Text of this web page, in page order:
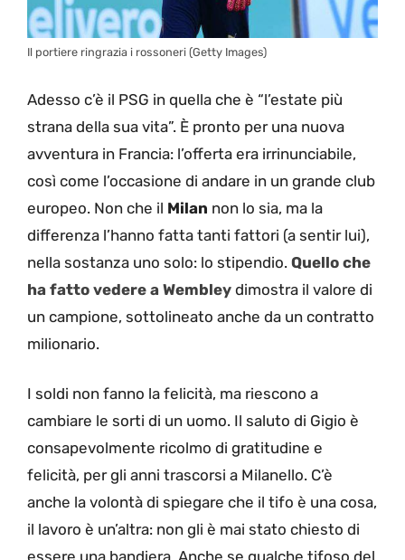
Il portiere ringrazia i rossoneri (Getty Images)
Adesso c’è il PSG in quella che è “l’estate più
strana della sua vita”. È pronto per una nuova
avventura in Francia: l’offerta era irrinunciabile,
così come l’occasione di andare in un grande club
europeo. Non che il Milan non lo sia, ma la
differenza l’hanno fatta tanti fattori (a sentir lui),
nella sostanza uno solo: lo stipendio. Quello che
ha fatto vedere a Wembley dimostra il valore di
un campione, sottolineato anche da un contratto
milionario.
I soldi non fanno la felicità, ma riescono a
cambiare le sorti di un uomo. Il saluto di Gigio è
consapevolmente ricolmo di gratitudine e
felicità, per gli anni trascorsi a Milanello. C’è
anche la volontà di spiegare che il tifo è una cosa,
il lavoro è un’altra: non gli è mai stato chiesto di